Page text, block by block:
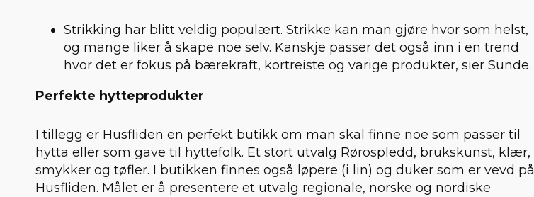
Strikking har blitt veldig populært. Strikke kan man gjøre hvor som helst,
og mange liker å skape noe selv. Kanskje passer det også inn i en trend
hvor det er fokus på bærekraft, kortreiste og varige produkter, sier Sunde.
Perfekte hytteprodukter
I tillegg er Husfliden en perfekt butikk om man skal finne noe som passer til
hytta eller som gave til hyttefolk. Et stort utvalg Rørospledd, brukskunst, klær,
smykker og tøfler. I butikken finnes også løpere (i lin) og duker som er vevd på
Husfliden. Målet er å presentere et utvalg regionale, norske og nordiske